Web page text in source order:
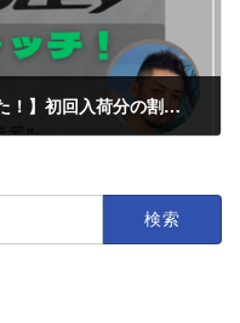
【RIDLEY2024・情報入手しました！】初回入荷分の割引あり！